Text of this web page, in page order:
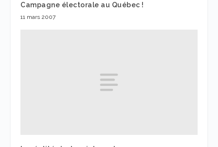
Campagne électorale au Québec !
11 mars 2007